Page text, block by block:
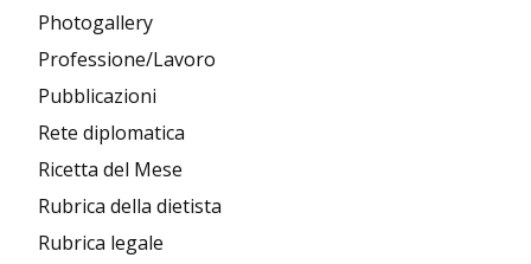
Photogallery
Professione/Lavoro
Pubblicazioni
Rete diplomatica
Ricetta del Mese
Rubrica della dietista
Rubrica legale